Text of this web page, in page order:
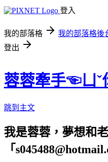
登入
我的部落格 我的部落格後
登出
蓉蓉牽手☜ㄩˇ
跳到主文
我是蓉蓉，夢想和
「